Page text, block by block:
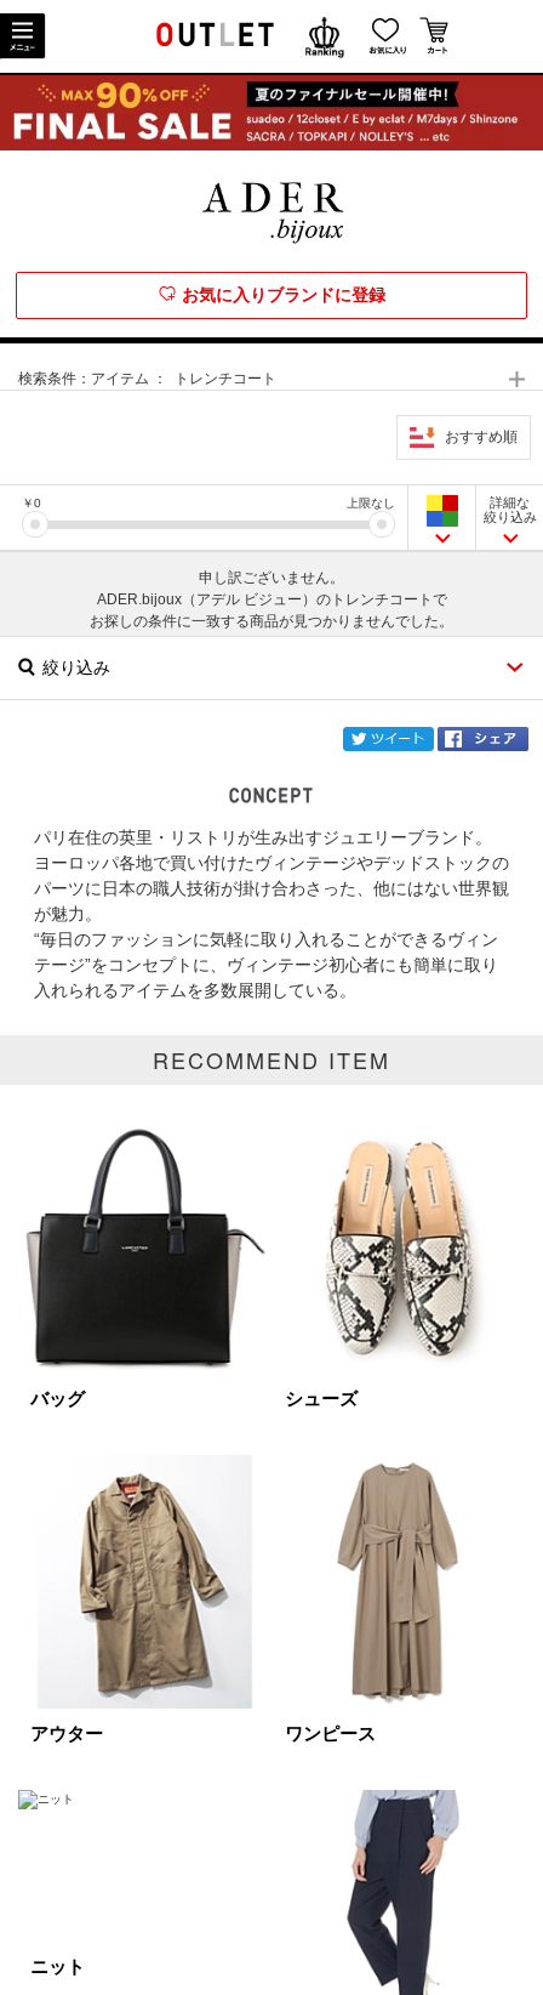
お気に入りブランドに登録
検索条件： アイテム ： トレンチコート
おすすめ順
￥0 上限なし
詳細な
絞り込み
申し訳ございません。
ADER.bijoux（アデル ビジュー）のトレンチコートで
お探しの条件に一致する商品が見つかりませんでした。
絞り込み
ブランド ADER.bijoux
カテゴリ トレンチコート
サイズ
掲載雑誌
表示オプション
新着
予約品
再入荷
ホワイト グレー
オレンジ
イエロー ピンク
パープル グリーン
ゴールド マルチ
パリ在住の英里・リストリが生み出すジュエリーブランド。
ヨーロッパ各地で買い付けたヴィンテージやデッドストックの
パーツに日本の職人技術が掛け合わさった、他にはない世界観
が魅力。
“毎日のファッションに気軽に取り入れることができるヴィン
テージ”をコンセプトに、ヴィンテージ初心者にも簡単に取り
入れられるアイテムを多数展開している。
RECOMMEND ITEM
バッグ シューズ
アウター ワンピース
ニット